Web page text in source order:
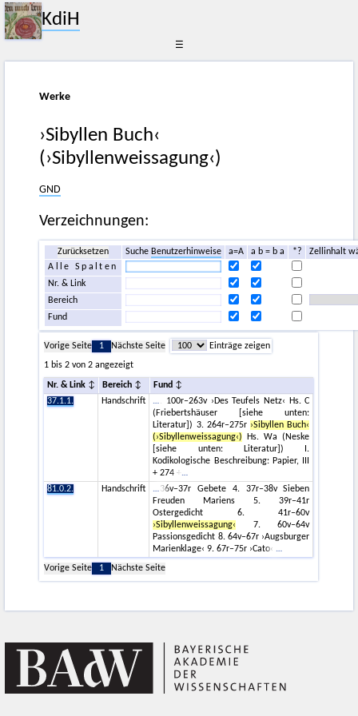
KdiH
☰
Werke
›Sibyllen Buch‹
(›Sibyllenweissagung‹)
GND
Verzeichnungen:
Zurücksetzen Suche Benutzerhinweise a=A a b = b a *?
Zellinhalt
Alle Spalten
Nr. & Link
Bereich
Fund
Vorige Seite 1 Nächste Seite
Einträge zeigen
1 bis 2 von 2 angezeigt
Nr. & Link Bereich
Fund
37.1.1.
Handschrift
. 100r–263v ›Des Teufels Netz‹ Hs. C
(Friebertshäuser [siehe unten:
Literatur]) 3. 264r–275r ›Sibyllen Buch‹
(›Sibyllenweissagung‹)
Hs. Wa (Neske
[siehe unten: Literatur]) I.
Kodikologische Beschreibung: Papier, III
+ 274 +
81.0.2.
Handschrift
36v–37r Gebete 4. 37r–38v Sieben
Freuden Mariens 5. 39r–41r
Ostergedicht 6. 41r–60v
›Sibyllenweissagung‹
7. 60v–64v
Passionsgedicht 8. 64v–67r ›Augsburger
Marienklage‹ 9. 67r–75r ›Cato‹
Vorige Seite
1 Nächste Seite